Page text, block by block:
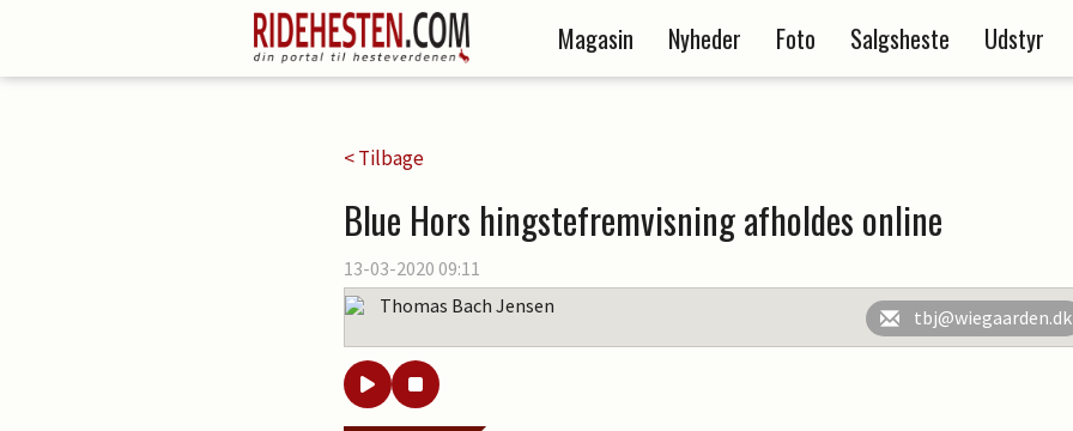
Magasin Nyheder Foto Salgsheste Udstyr
< Tilbage
Blue Hors hingstefremvisning afholdes online
13-03-2020 09:11
Thomas Bach Jensen
tbj@wiegaarden.dk